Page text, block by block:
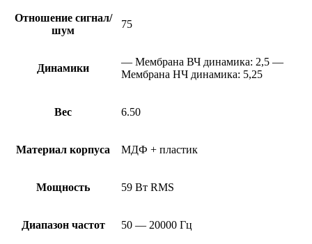
Отношение сигнал/
шум
75
Динамики
— Мембрана ВЧ динамика: 2,5 —
Мембрана НЧ динамика: 5,25
Вес 6.50
Материал корпуса МДФ + пластик
Мощность 59 Вт RMS
Диапазон частот 50 — 20000 Гц